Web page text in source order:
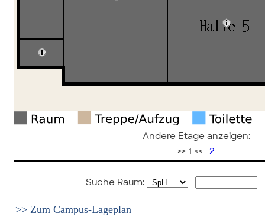
Andere Etage anzeigen:
>> 1 << 2
Suche Raum:
>> Zum Campus-Lageplan